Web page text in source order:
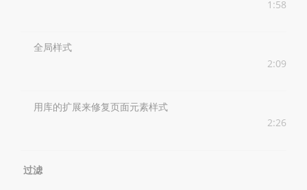
1:58
全局样式
2:09
用库的扩展来修复页面元素样式
2:26
过滤